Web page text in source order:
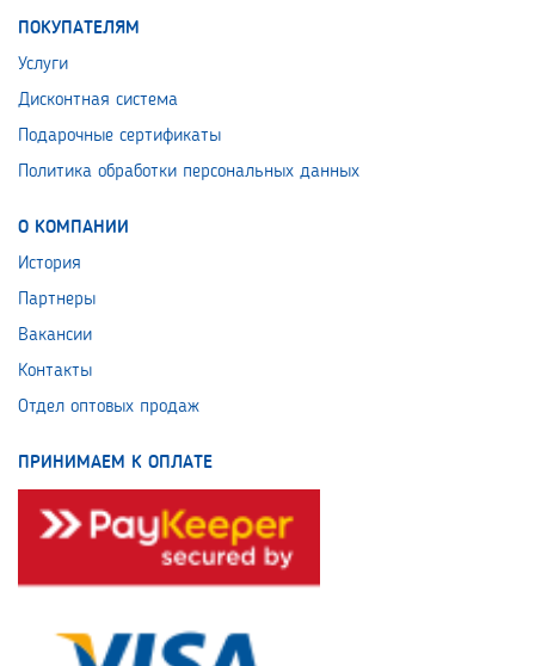
ПОКУПАТЕЛЯМ
Услуги
Дисконтная система
Подарочные сертификаты
Политика обработки персональных данных
О КОМПАНИИ
История
Партнеры
Вакансии
Контакты
Отдел оптовых продаж
ПРИНИМАЕМ К ОПЛАТЕ